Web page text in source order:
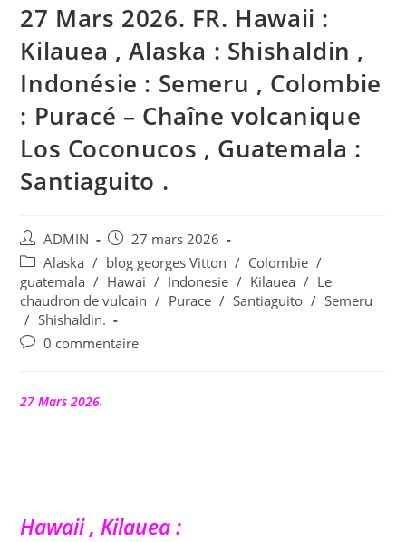
27 Mars 2026. FR. Hawaii :
Kilauea , Alaska : Shishaldin ,
Indonésie : Semeru , Colombie
: Puracé – Chaîne volcanique
Los Coconucos , Guatemala :
Santiaguito .
Auteur/autrice
de
la
publication :
ADMIN
Publication
publiée :
27 mars 2026
Post
category:
Alaska / blog georges Vitton / Colombie /
guatemala / Hawai / Indonesie / Kilauea / Le
chaudron de vulcain / Purace / Santiaguito / Semeru
/ Shishaldin.
Commentaires
publication :
0 commentaire
27 Mars 2026.
Hawaii , Kilauea :